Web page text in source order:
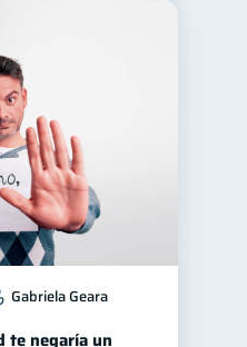
Gabriela Geara
te negaría un